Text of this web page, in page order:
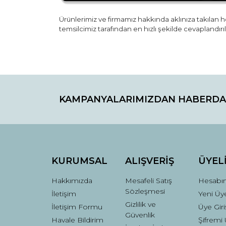
Ürünlerimiz ve firmamız hakkında aklınıza
temsilcimiz tarafından en hızlı şekilde
Görüş ve önerileriniz için teşekkür ederiz.
Ürün resmi kalitesiz, bozuk veya
Bu ürüne benzer farklı alternatifler olmalı.
KAMPANYALARIMIZDAN
KURUMSAL
Hakkımızda
İletişim
İletişim Formu
Havale Bildirim
ALIŞVERİŞ
Mesafeli Satış
Sözleşmesi
Gizlilik ve
Güvenlik
Yeni
Üye
Şifremi